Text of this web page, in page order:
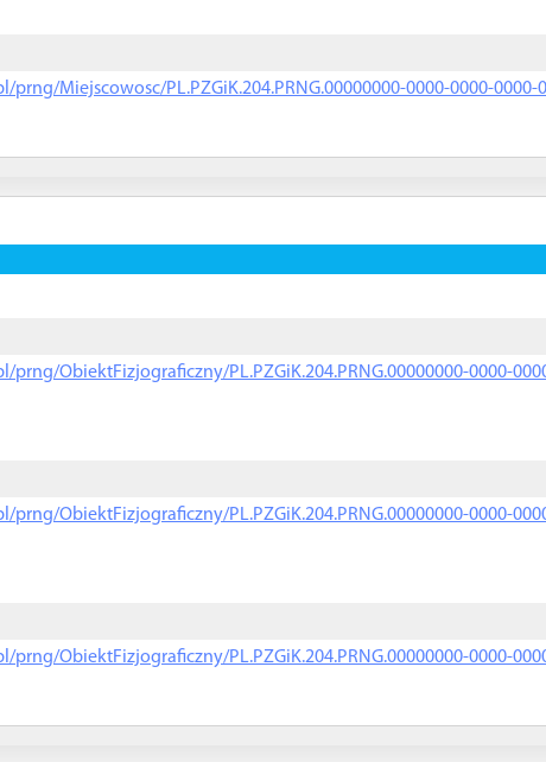
Miejscowosc/PL.PZGiK.204.PRNG.00000000-0000-0000-0000-
ObiektFizjograficzny/PL.PZGiK.204.PRNG.00000000-0000-
ObiektFizjograficzny/PL.PZGiK.204.PRNG.00000000-0000-
ObiektFizjograficzny/PL.PZGiK.204.PRNG.00000000-0000-